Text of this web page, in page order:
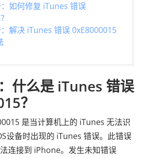
如何修复 iTunes 错误
解决 iTunes 错误 0xE8000015
什么是 iTunes 错误
？
是当计算机上的 iTunes 无法识
设备时出现的 iTunes 错误。此错误
连接到 iPhone。发生未知错误